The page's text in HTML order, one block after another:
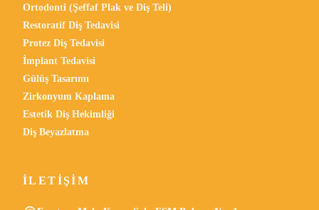
Ortodonti (Şeffaf Plak ve Diş Teli)
Restoratif Diş Tedavisi
Protez Diş Tedavisi
İmplant Tedavisi
Gülüş Tasarımı
Zirkonyum Kaplama
Estetik Diş Hekimliği
Diş Beyazlatma
İLETIŞIM